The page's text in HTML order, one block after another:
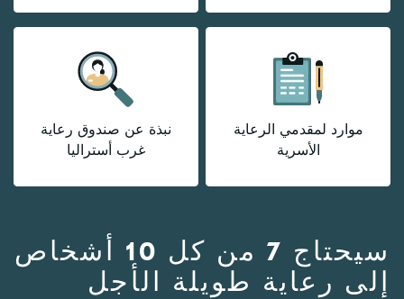
موارد لمقدمي الرعاية
الأسرية
نبذة عن صندوق رعاية
غرب أستراليا
سيحتاج 7 من كل 10 أشخاص
إلى رعاية طويلة الأجل